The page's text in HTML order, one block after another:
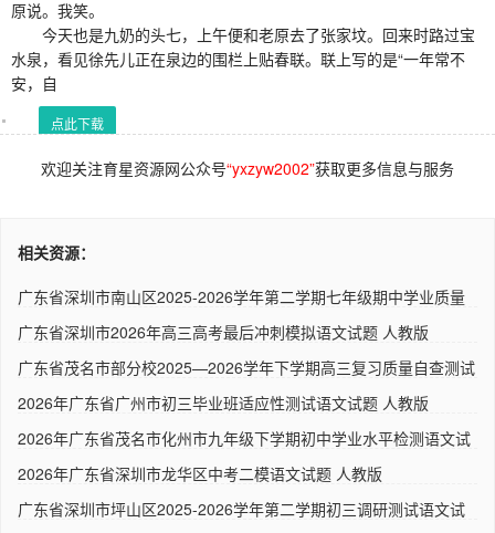
原说。我笑。
今天也是九奶的头七，上午便和老原去了张家坟。回来时路过宝
水泉，看见徐先儿正在泉边的围栏上贴春联。联上写的是“一年常不
安，自
点此下载
欢迎关注育星资源网公众号“yxzyw2002”获取更多信息与服务
相关资源：
广东省深圳市南山区2025-2026学年第二学期七年级期中学业质量
广东省深圳市2026年高三高考最后冲刺模拟语文试题 人教版
广东省茂名市部分校2025—2026学年下学期高三复习质量自查测试
2026年广东省广州市初三毕业班适应性测试语文试题 人教版
2026年广东省茂名市化州市九年级下学期初中学业水平检测语文试
2026年广东省深圳市龙华区中考二模语文试题 人教版
广东省深圳市坪山区2025-2026学年第二学期初三调研测试语文试